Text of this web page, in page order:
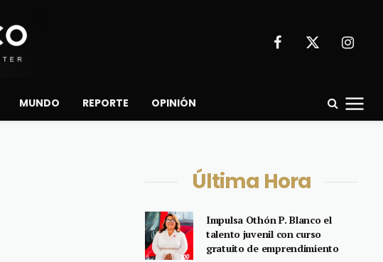
Facebook
X
MUNDO REPORTE OPINIÓN
Última Hora
Impulsa Othón P. Blanco el
talento juvenil con curso
gratuito de emprendimiento